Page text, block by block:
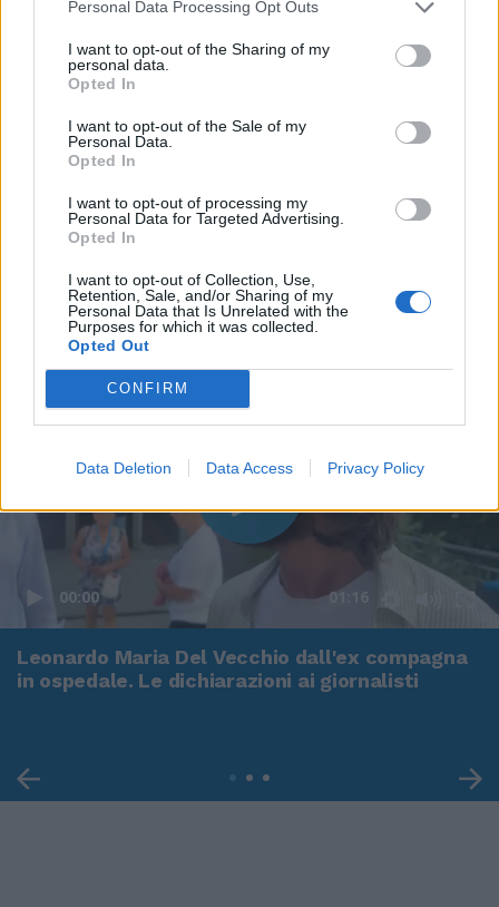
Personal Data Processing Opt Outs
I want to opt-out of the Sharing of my
personal data.
Opted In
I want to opt-out of the Sale of my
Personal Data.
Opted In
I want to opt-out of processing my
Personal Data for Targeted Advertising.
Opted In
I want to opt-out of Collection, Use,
Retention, Sale, and/or Sharing of my
Personal Data that Is Unrelated with the
Purposes for which it was collected.
Opted Out
CONFIRM
Data Deletion Data Access Privacy Policy
00:00 01:16
Leonardo Maria Del Vecchio dall'ex compagna
in ospedale. Le dichiarazioni ai giornalisti